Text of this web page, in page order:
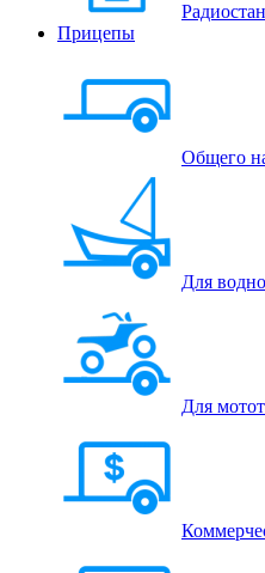
Прицепы
Общего
Для
Для